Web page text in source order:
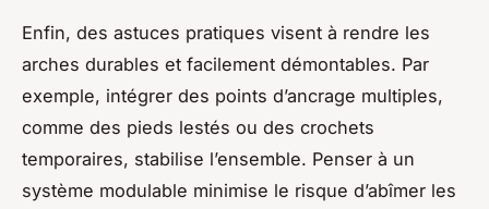
Enfin, des astuces pratiques visent à rendre les
arches durables et facilement démontables. Par
exemple, intégrer des points d’ancrage multiples,
comme des pieds lestés ou des crochets
temporaires, stabilise l’ensemble. Penser à un
système modulable minimise le risque d’abîmer les